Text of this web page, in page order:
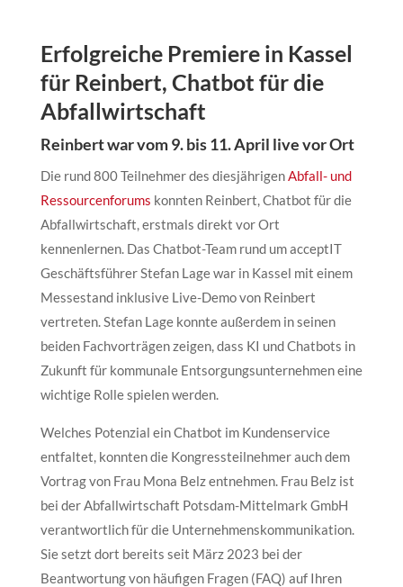
Erfolgreiche Premiere in Kassel
für Reinbert, Chatbot für die
Abfallwirtschaft
Reinbert war vom 9. bis 11. April live vor Ort
Die rund 800 Teilnehmer des diesjährigenAbfall- und
Ressourcenforums konnten Reinbert, Chatbot für die
Abfallwirtschaft, erstmals direkt vor Ort
kennenlernen. Das Chatbot-Team rund um acceptIT
Geschäftsführer Stefan Lage war in Kassel mit einem
Messestand inklusive Live-Demo von Reinbert
vertreten. Stefan Lage konnte außerdem in seinen
beiden Fachvorträgen zeigen, dass KI und Chatbots in
Zukunft für kommunale Entsorgungsunternehmen eine
wichtige Rolle spielen werden.
Welches Potenzial ein Chatbot im Kundenservice
entfaltet, konnten die Kongressteilnehmer auch dem
Vortrag von Frau Mona Belz entnehmen. Frau Belz ist
bei der Abfallwirtschaft Potsdam-Mittelmark GmbH
verantwortlich für die Unternehmenskommunikation.
Sie setzt dort bereits seit März 2023 bei der
Beantwortung von häufigen Fragen (FAQ) auf Ihren